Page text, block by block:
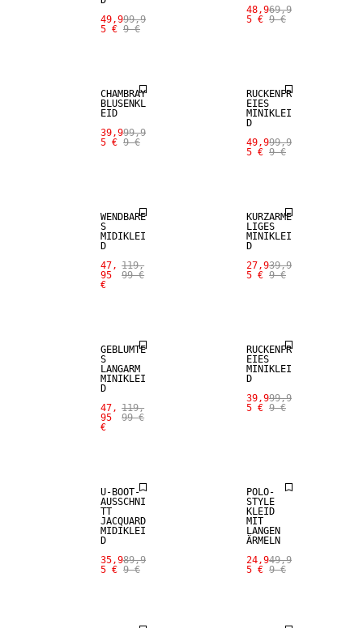
49,9
5 €
99,9
9 €
48,9
5 €
69,9
9 €
CHAMBRAY
BLUSENKL
EID
39,9
5 €
99,9
9 €
RÜCKENFR
EIES
MINIKLEI
D
49,9
5 €
99,9
9 €
WENDBARE
S
MIDIKLEI
D
47,
95
€
119,
99 €
KURZÄRME
LIGES
MINIKLEI
D
27,9
5 €
39,9
9 €
GEBLÜMTE
S
LANGARM
MINIKLEI
D
47,
95
€
119,
99 €
RÜCKENFR
EIES
MINIKLEI
D
39,9
5 €
99,9
9 €
U-BOOT-
AUSSCHNI
TT
JACQUARD
MIDIKLEI
D
35,9
5 €
89,9
9 €
POLO-
STYLE
KLEID
MIT
LANGEN
ÄRMELN
24,9
5 €
49,9
9 €